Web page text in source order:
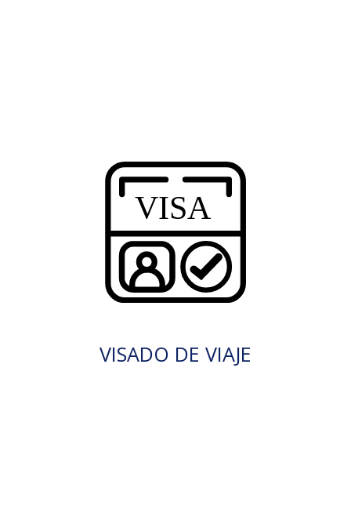
VISADO DE VIAJE